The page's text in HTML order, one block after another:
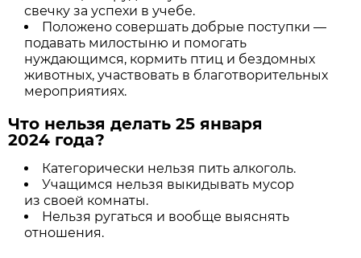
свечку за успехи в учебе.
Положено совершать добрые поступки —
подавать милостыню и помогать
нуждающимся, кормить птиц и бездомных
животных, участвовать в благотворительных
мероприятиях.
Что нельзя делать 25 января
2024 года?
Категорически нельзя пить алкоголь.
Учащимся нельзя выкидывать мусор
из своей комнаты.
Нельзя ругаться и вообще выяснять
отношения.